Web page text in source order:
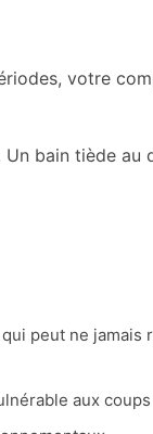
votre
bain tiède au
peut ne jamais
aux